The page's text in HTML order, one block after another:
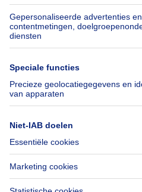
Axel Springer Group
SeLoger.com
Immowelt.de
Hulp
Veelgestelde vragen
Toegankelijkheid
Contacteer ons
Immoweb SA © 2026 -